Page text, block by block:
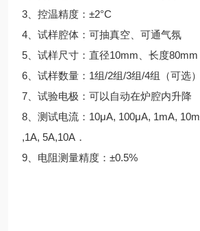
3、控温精度：±2°C
4、试样腔体：可抽真空、可通气氛
5、试样尺寸：直径10mm、长度80mm
6、试样数量：1组/2组/3组/4组（可选）
7、试验电极：可以自动在炉腔内升降
8、测试电流：10μA, 100μA, 1mA,
,1A, 5A,10A．
9、电阻测量精度：±0.5%